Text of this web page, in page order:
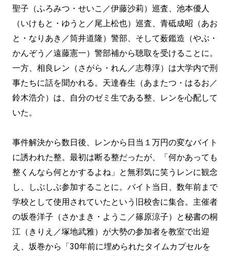
聖子（ふろみつ・せいこ／伊藤沙莉）巡査、池本優人
（いけもと・ゆうと／尾上松也）巡査、青砥成昭（あお
と・なりあき／筒井道隆）警部、そして薮鑑造（やぶ・
かんぞう／遠藤憲一）警部補から聴取を受けることに。
一方、相良レン（さがら・れん／志尊淳）は大学内で刑
事たちに話を聞かれる。天達春生（あまたつ・はるお／
鈴木浩介）は、自分のゼミ生である整、レンを心配して
いた。
事件解決から数日後、レンから日当１万円の変なバイト
に誘われた整。最初は断る整だったが、「何かあっても
整くんなら何とかするよね」と無邪気に笑うレンに観念
し、しぶしぶ参加することに。バイト当日、数年前まで
学校として使用されていたという旧校舎に集合。主催者
の坂巻洋子（さかまき・ようこ／篠原涼子）と秘書の桐
江（きりえ／塚地武雅）が大勢の参加者を教室で出迎
え、坂巻から「30年前に埋められたタイムカプセルを